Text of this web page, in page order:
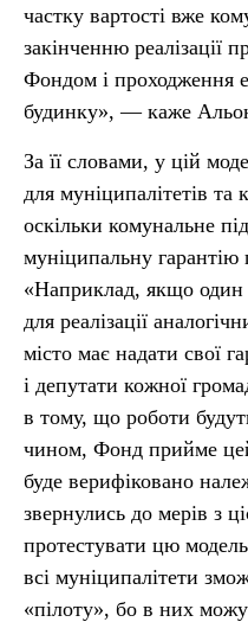
частку вартості вже
закінченню реалізації
Фондом і проходження
будинку», — каже
За її словами, у цій
для муніципалітетів
оскільки комунальне
муніципальну гарантію
«Наприклад, якщо один
для реалізації
місто має надати свої
і депутати кожної
в тому, що роботи
чином, Фонд прийме
буде верифіковано
звернулись до мерів з
протестувати цю
всі муніципалітети
«пілоту», бо в них